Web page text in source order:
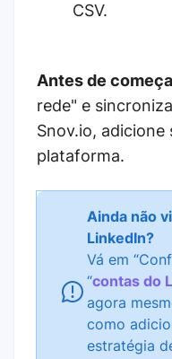
CSV.
Antes de
rede" e
Snov.io, adicione
plataforma.
Ainda não
LinkedIn?
Vá em
“contas do
agora
como
estratégia